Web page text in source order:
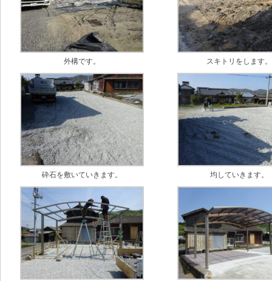
外構です。 スキトリをします。
砕石を敷いていきます。 均していきます。